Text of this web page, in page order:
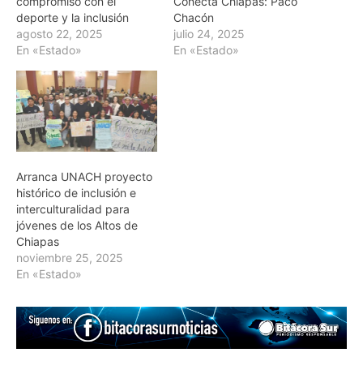
deporte y la inclusión
agosto 22, 2025
En «Estado»
Chacón
julio 24, 2025
En «Estado»
Arranca UNACH proyecto
histórico de inclusión e
interculturalidad para
jóvenes de los Altos de
Chiapas
noviembre 25, 2025
En «Estado»